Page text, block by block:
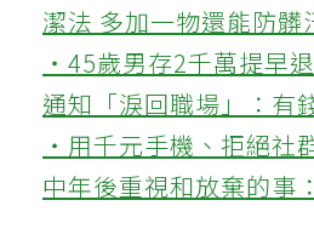
潔法 多加一物還能防髒
‧45歲男存2千萬提早
通知「淚回職場」：有
‧用千元手機、拒絕社
中年後重視和放棄的事